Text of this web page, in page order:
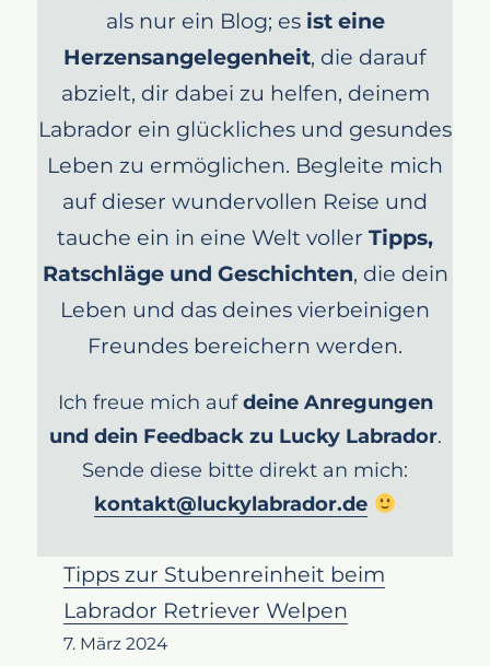
als nur ein Blog; es ist eine
Herzensangelegenheit, die darauf
abzielt, dir dabei zu helfen, deinem
Labrador ein glückliches und gesundes
Leben zu ermöglichen. Begleite mich
auf dieser wundervollen Reise und
tauche ein in eine Welt voller Tipps,
Ratschläge und Geschichten, die dein
Leben und das deines vierbeinigen
Freundes bereichern werden.
Ich freue mich aufdeine Anregungen
und dein Feedback zu Lucky Labrador.
Sende diese bitte direkt an mich:
kontakt@luckylabrador.de
Tipps zur Stubenreinheit beim
Labrador Retriever Welpen
7. März 2024